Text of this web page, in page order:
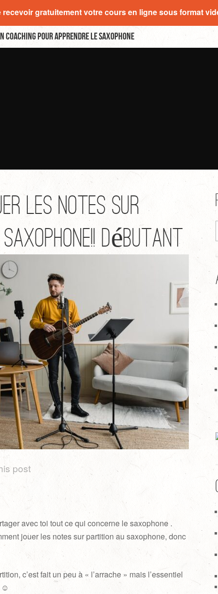
coaching pour apprendre le saxophone
les notes sur
débutant
post
avec toi tout ce qui concerne le saxophone .
jouer les notes sur partition au saxophone, donc
c’est fait un peu à « l’arrache » mais l’essentiel
☺
recevoir gratuitement votre cours en ligne sous format